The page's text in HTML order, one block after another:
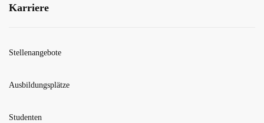
Karriere
Stellenangebote
Ausbildungsplätze
Studenten